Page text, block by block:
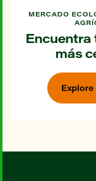
MERCADO
Encuentra
más
Explore